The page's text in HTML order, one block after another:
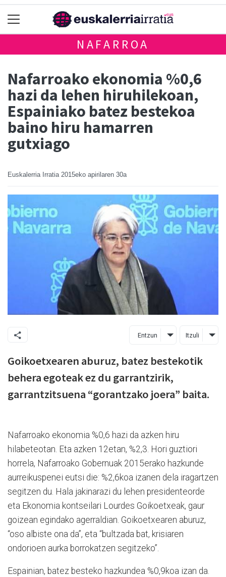
NAFARROA
Nafarroako ekonomia %0,6
hazi da lehen hiruhilekoan,
Espainiako batez bestekoa
baino hiru hamarren
gutxiago
Euskalerria Irratia 2015eko apirilaren 30a
Entzun Itzuli
Goikoetxearen aburuz, batez bestekotik
behera egoteak ez du garrantzirik,
garrantzitsuena “gorantzako joera” baita.
Nafarroako ekonomia %0,6 hazi da azken hiru
hilabeteotan. Eta azken 12etan, %2,3. Hori guztiori
horrela, Nafarroako Gobernuak 2015erako hazkunde
aurreikuspenei eutsi die: %2,6koa izanen dela iragartzen
segitzen du. Hala jakinarazi du lehen presidenteorde
eta Ekonomia kontseilari Lourdes Goikoetxeak, gaur
goizean egindako agerraldian. Goikoetxearen aburuz,
“oso albiste ona da”, eta “bultzada bat, krisiaren
ondorioen aurka borrokatzen segitzeko”.
Espainian, batez besteko hazkundea %0,9koa izan da.